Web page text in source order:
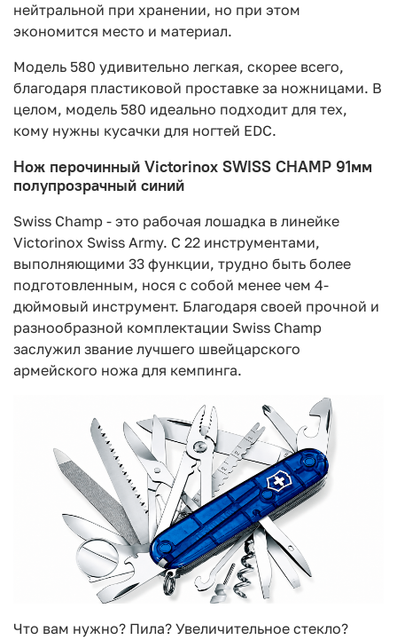
нейтральной при хранении, но при этом
экономится место и материал.
Модель 580 удивительно легкая, скорее всего,
благодаря пластиковой проставке за ножницами. В
целом, модель 580 идеально подходит для тех,
кому нужны кусачки для ногтей EDC.
Нож перочинный Victorinox SWISS CHAMP 91мм
полупрозрачный синий
Swiss Champ - это рабочая лошадка в линейке
Victorinox Swiss Army. С 22 инструментами,
выполняющими 33 функции, трудно быть более
подготовленным, нося с собой менее чем 4-
дюймовый инструмент. Благодаря своей прочной и
разнообразной комплектации Swiss Champ
заслужил звание лучшего швейцарского
армейского ножа для кемпинга.
Что вам нужно? Пила? Увеличительное стекло?